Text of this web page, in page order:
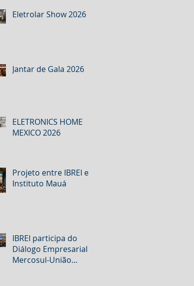
Eletrolar Show 2026
Jantar de Gala 2026
ELETRONICS HOME
MEXICO 2026
Projeto entre IBREI e
Instituto Mauá
IBREI participa do
Diálogo Empresarial
Mercosul-União